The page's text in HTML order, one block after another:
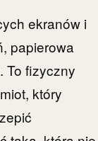
ekranów i
papierowa
To fizyczny
który